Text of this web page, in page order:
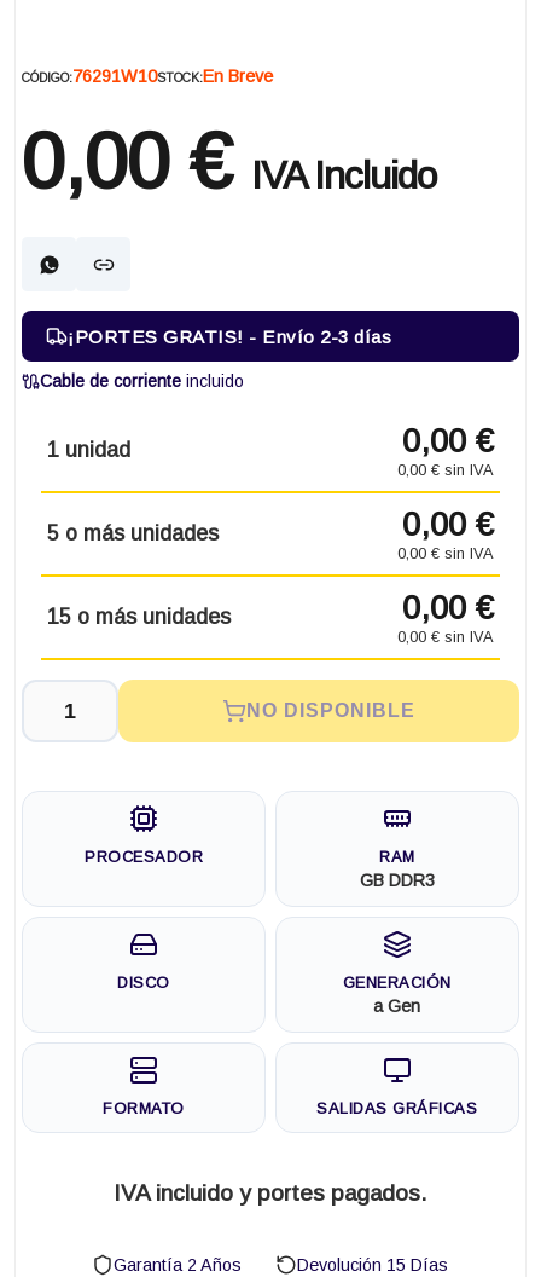
CÓDIGO:76291W10STOCK:En Breve
0,00 € IVA Incluido
¡PORTES GRATIS! - Envío 2-3 días
Cable de corriente incluido
1 unidad 0,00 €
0,00 € sin IVA
5 o más unidades 0,00 €
0,00 € sin IVA
15 o más unidades 0,00 €
0,00 € sin IVA
NO DISPONIBLE
PROCESADOR RAM
GB DDR3
DISCO GENERACIÓN
a Gen
FORMATO SALIDAS GRÁFICAS
IVA incluido y portes pagados.
Garantía 2 Años Devolución 15 Días